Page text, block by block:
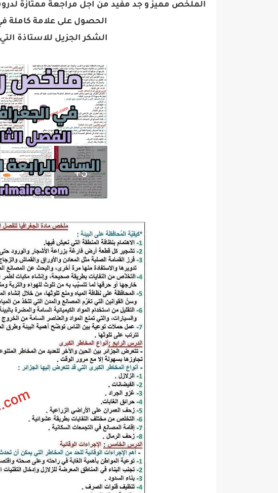
الملخص مميز و جد مفيد من اجل مراجعة ممتازة
الحصول على علامة كاملة
الشكر الجزيل للاستاذة